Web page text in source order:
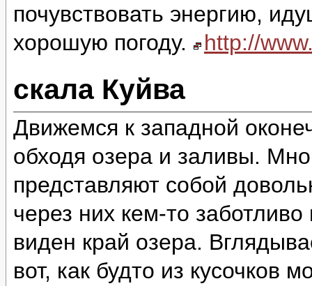
почувствовать энергию,
хорошую погоду.
http://
скала Куйва
Движемся к западной
обходя озера и заливы.
представляют собой
через них кем-то
виден край озера.
вот, как будто из кусочков